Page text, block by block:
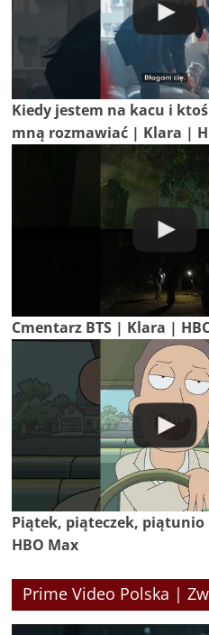
Kiedy jestem na kacu i
mną rozmawiać | Klara |
Cmentarz BTS | Klara |
Piątek, piąteczek,
HBO Max
Prime Video Polska |